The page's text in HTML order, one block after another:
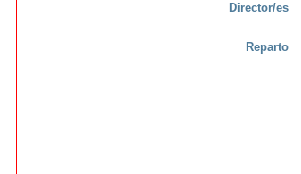
Director/es
Reparto